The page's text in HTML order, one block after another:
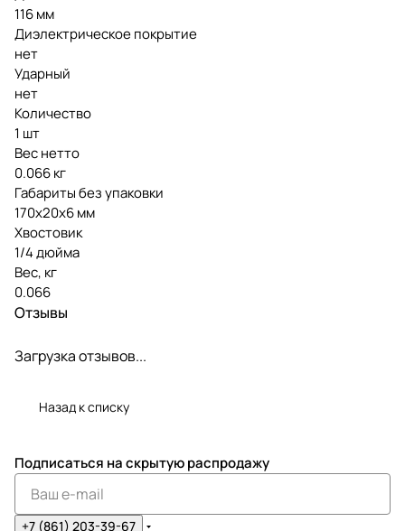
116 мм
Диэлектрическое покрытие
нет
Ударный
нет
Количество
1 шт
Вес нетто
0.066 кг
Габариты без упаковки
170x20x6 мм
Хвостовик
1/4 дюйма
Вес, кг
0.066
Отзывы
Загрузка отзывов...
Назад к списку
Подписаться на скрытую распродажу
+7 (861) 203-39-67